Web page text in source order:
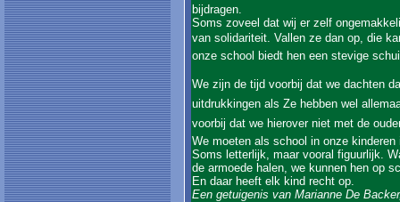
bijdragen.
Soms zoveel dat wij er zelf
van solidariteit. Vallen ze dan op, die
onze school biedt hen een stevige
We zijn de tijd voorbij dat we dachten
uitdrukkingen als Ze hebben wel
voorbij dat we hierover niet met de
We moeten als school in onze kinderen
Soms letterlijk, maar vooral figuurlijk.
de armoede halen, we kunnen hen op
En daar heeft elk kind recht op.
Een getuigenis van Marianne De